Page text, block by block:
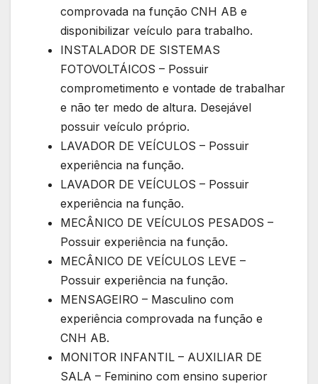
comprovada na função CNH AB e
disponibilizar veículo para trabalho.
INSTALADOR DE SISTEMAS
FOTOVOLTÁICOS – Possuir
comprometimento e vontade de trabalhar
e não ter medo de altura. Desejável
possuir veículo próprio.
LAVADOR DE VEÍCULOS – Possuir
experiência na função.
LAVADOR DE VEÍCULOS – Possuir
experiência na função.
MECÂNICO DE VEÍCULOS PESADOS –
Possuir experiência na função.
MECÂNICO DE VEÍCULOS LEVE –
Possuir experiência na função.
MENSAGEIRO – Masculino com
experiência comprovada na função e
CNH AB.
MONITOR INFANTIL – AUXILIAR DE
SALA – Feminino com ensino superior